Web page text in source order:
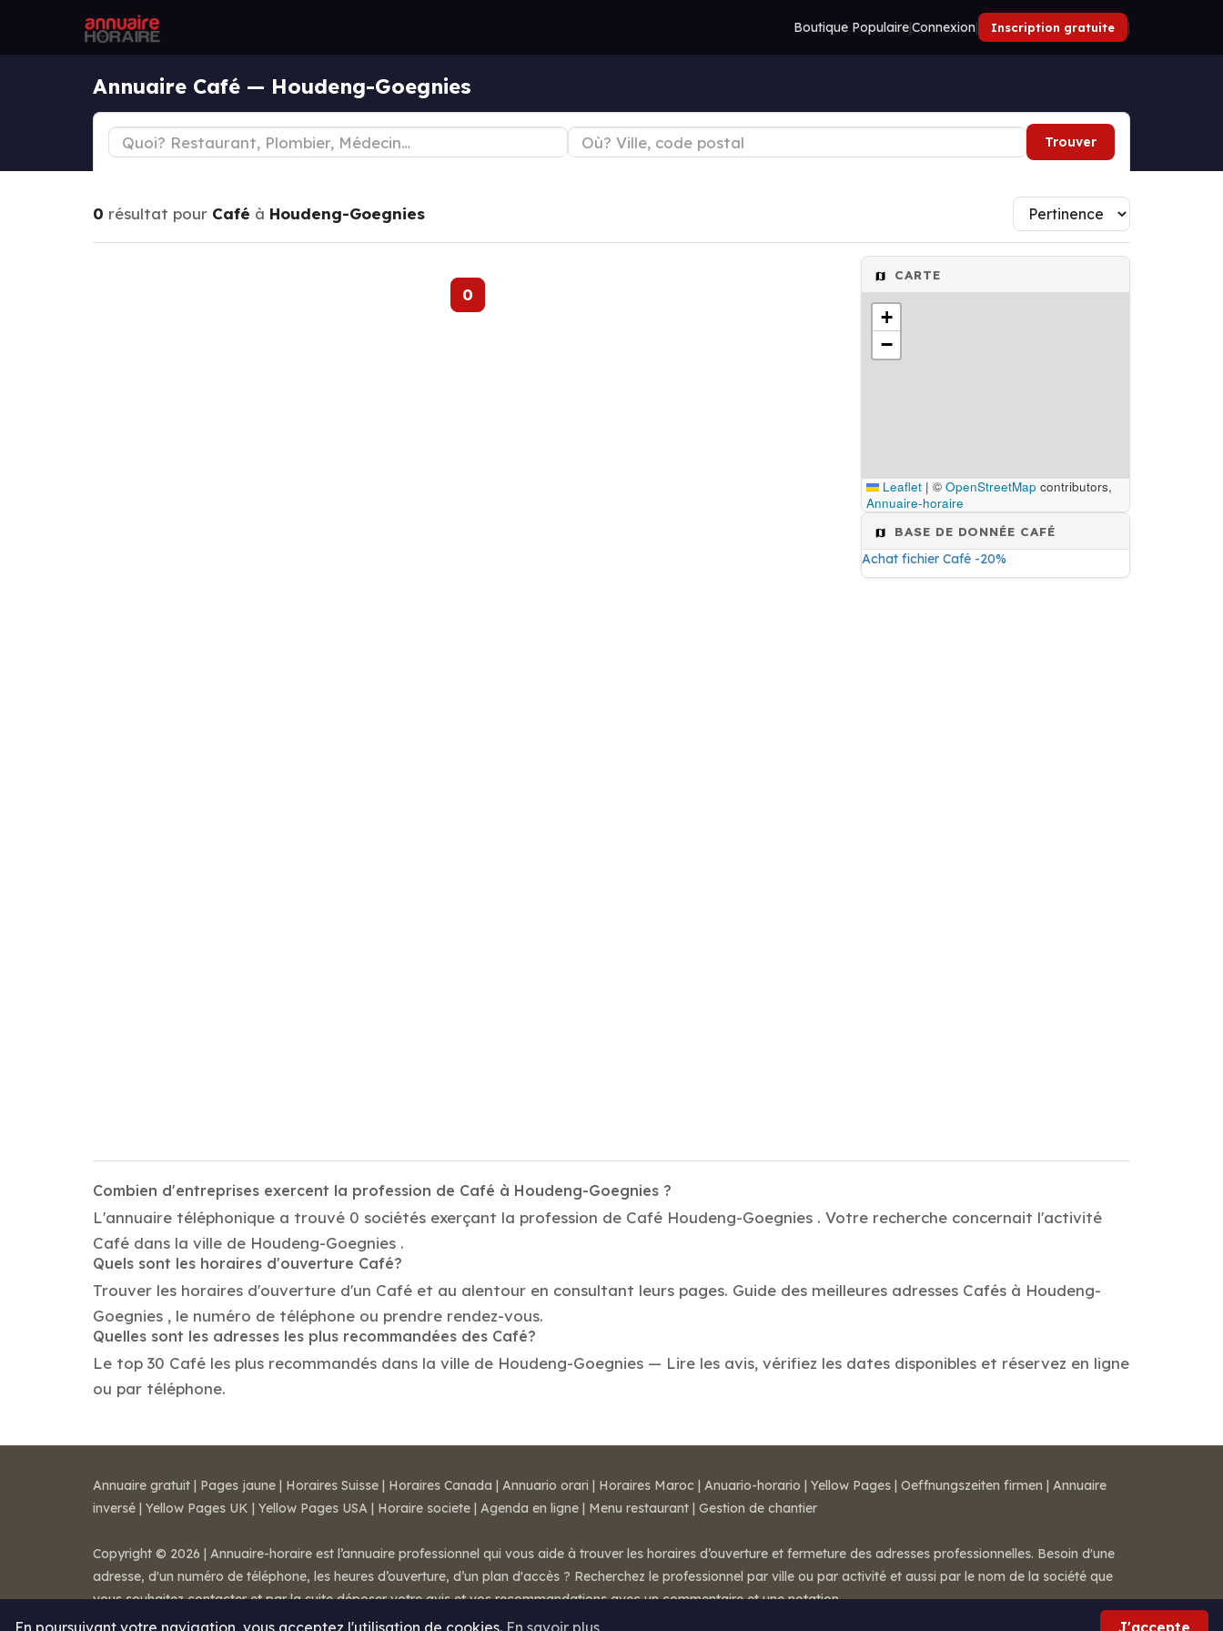
Boutique Populaire|Connexion| Inscription gratuite |
Annuaire Café — Houdeng-Goegnies
Trouver
0 résultat pour Café à Houdeng-Goegnies
0
CARTE
+
−
Leaflet | © OpenStreetMap contributors,
Annuaire-horaire
BASE DE DONNÉE CAFÉ
Achat fichier Café -20%
Combien d'entreprises exercent la profession de Café à Houdeng-Goegnies ?
L'annuaire téléphonique a trouvé 0 sociétés exerçant la profession de Café Houdeng-Goegnies . Votre recherche concernait l'activité
Café dans la ville de Houdeng-Goegnies .
Quels sont les horaires d'ouverture Café?
Trouver les horaires d'ouverture d'un Café et au alentour en consultant leurs pages. Guide des meilleures adresses Cafés à Houdeng-
Goegnies , le numéro de téléphone ou prendre rendez-vous.
Quelles sont les adresses les plus recommandées des Café?
Le top 30 Café les plus recommandés dans la ville de Houdeng-Goegnies — Lire les avis, vérifiez les dates disponibles et réservez en ligne
ou par téléphone.
En poursuivant votre navigation, vous acceptez l'utilisation de cookies. En savoir plus J'accepte
Annuaire gratuit | Pages jaune | Horaires Suisse | Horaires Canada | Annuario orari | Horaires Maroc | Anuario-horario | Yellow Pages | Oeffnungszeiten firmen | Annuaire
inversé | Yellow Pages UK | Yellow Pages USA | Horaire societe | Agenda en ligne | Menu restaurant | Gestion de chantier
Copyright © 2026 | Annuaire-horaire est l’annuaire professionnel qui vous aide à trouver les horaires d’ouverture et fermeture des adresses professionnelles. Besoin d'une
adresse, d'un numéro de téléphone, les heures d’ouverture, d’un plan d'accès ? Recherchez le professionnel par ville ou par activité et aussi par le nom de la société que
vous souhaitez contacter et par la suite déposer votre avis et vos recommandations avec un commentaire et une notation.
Mentions légales-Conditions de ventes- Contact